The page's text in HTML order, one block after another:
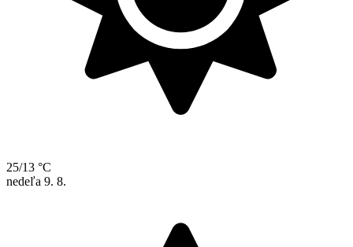
25/13 °C
nedeľa 9. 8.